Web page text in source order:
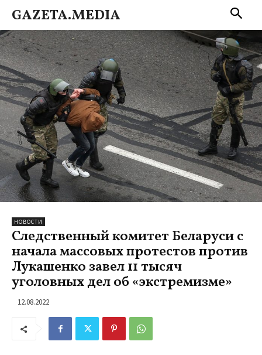
GAZETA.MEDIA
НОВОСТИ
Следственный комитет Беларуси с
начала массовых протестов против
Лукашенко завел 11 тысяч
уголовных дел об «экстремизме»
12.08.2022